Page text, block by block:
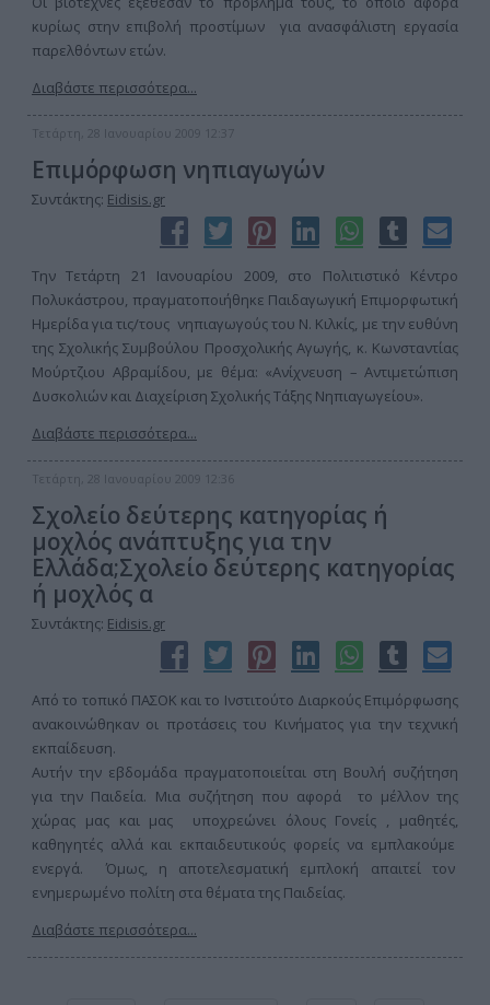
κυρίως στην επιβολή προστίμων για ανασφάλιστη εργασία
παρελθόντων ετών.
Διαβάστε περισσότερα...
Τετάρτη, 28 Ιανουαρίου 2009 12:37
Επιμόρφωση νηπιαγωγών
Συντάκτης: Eidisis.gr
Την Τετάρτη 21 Ιανουαρίου 2009, στο Πολιτιστικό Κέντρο
Πολυκάστρου, πραγματοποιήθηκε Παιδαγωγική Επιμορφωτική
Ημερίδα για τις/τους νηπιαγωγούς του Ν. Κιλκίς, με την ευθύνη
της Σχολικής Συμβούλου Προσχολικής Αγωγής, κ. Κωνσταντίας
Μούρτζιου Αβραμίδου, με θέμα: «Ανίχνευση – Αντιμετώπιση
Δυσκολιών και Διαχείριση Σχολικής Τάξης Νηπιαγωγείου».
Διαβάστε περισσότερα...
Τετάρτη, 28 Ιανουαρίου 2009 12:36
Σχολείο δεύτερης κατηγορίας ή
μοχλός ανάπτυξης για την
Ελλάδα;Σχολείο δεύτερης κατηγορίας
ή μοχλός α
Συντάκτης: Eidisis.gr
Από το τοπικό ΠΑΣΟΚ και το Ινστιτούτο Διαρκούς Επιμόρφωσης
ανακοινώθηκαν οι προτάσεις του Κινήματος για την τεχνική
εκπαίδευση.
Αυτήν την εβδομάδα πραγματοποιείται στη Βουλή συζήτηση
για την Παιδεία. Μια συζήτηση που αφορά το μέλλον της
χώρας μας και μας υποχρεώνει όλους Γονείς , μαθητές,
καθηγητές αλλά και εκπαιδευτικούς φορείς να εμπλακούμε
ενεργά. Όμως, η αποτελεσματική εμπλοκή απαιτεί τον
ενημερωμένο πολίτη στα θέματα της Παιδείας.
Διαβάστε περισσότερα...